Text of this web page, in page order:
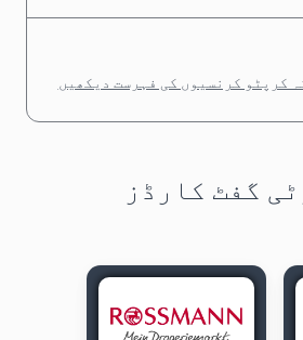
کرپٹو کرنسیوں کی فہرست دیکھیں
گفٹ کارڈز